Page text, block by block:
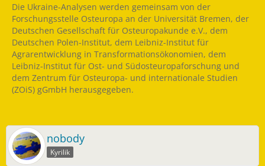
Die Ukraine-Analysen werden gemeinsam von der
Forschungsstelle Osteuropa an der Universität Bremen, der
Deutschen Gesellschaft für Osteuropakunde e.V., dem
Deutschen Polen-Institut, dem Leibniz-Institut für
Agrarentwicklung in Transformationsökonomien, dem
Leibniz-Institut für Ost- und Südosteuropaforschung und
dem Zentrum für Osteuropa- und internationale Studien
(ZOiS) gGmbH herausgegeben.
nobody
Kyrilik